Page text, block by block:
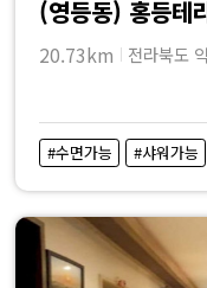
(영등동) 홍등테
20.73km 전라북도
#수면가능 #샤워가능